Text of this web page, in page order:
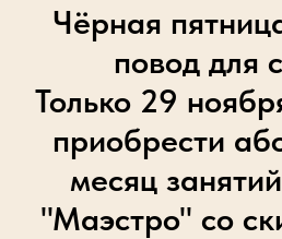
Чёрная
повод для
Только 29
приобрести
месяц
"Маэстро" со